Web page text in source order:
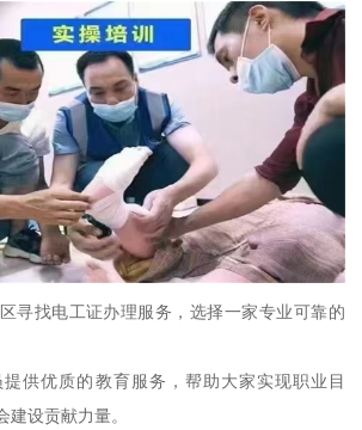
寻找电工证办理服务，选择一家专业可靠的
供优质的教育服务，帮助大家实现职业目
建设贡献力量。